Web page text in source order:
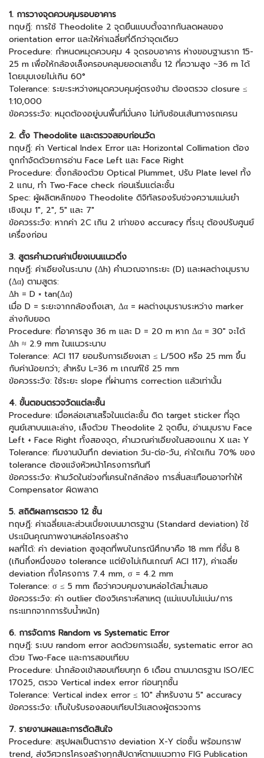
1. การวางจุดควบคุมรอบอาคาร
ทฤษฎี: การใช้ Theodolite 2 จุดยืนแบบตั้งฉากกันลดผลของ
orientation error และให้ค่าเฉลี่ยที่ดีกว่าจุดเดียว
Procedure: กำหนดหมุดควบคุม 4 จุดรอบอาคาร ห่างขอบฐานราก 15-
25 m เพื่อให้กล้องเล็งครอบคลุมยอดเสาชั้น 12 ที่ความสูง ~36 m ได้
โดยมุมเงยไม่เกิน 60°
Tolerance: ระยะระหว่างหมุดควบคุมคู่ตรงข้าม ต้องตรวจ closure ≤
1:10,000
ข้อควรระวัง: หมุดต้องอยู่บนพื้นที่มั่นคง ไม่ทับซ้อนเส้นทางรถเครน
2. ตั้ง Theodolite และตรวจสอบก่อนวัด
ทฤษฎี: ค่า Vertical Index Error และ Horizontal Collimation ต้อง
ถูกกำจัดด้วยการอ่าน Face Left และ Face Right
Procedure: ตั้งกล้องด้วย Optical Plummet, ปรับ Plate level ทั้ง
2 แกน, ทำ Two-Face check ก่อนเริ่มแต่ละชั้น
Spec: ผู้ผลิตหลักของ Theodolite ดิจิทัลรองรับช่วงความแม่นยำ
เชิงมุม 1″, 2″, 5″ และ 7″
ข้อควรระวัง: หากค่า 2C เกิน 2 เท่าของ accuracy ที่ระบุ ต้องปรับศูนย์
เครื่องก่อน
3. สูตรคำนวณค่าเบี่ยงเบนแนวดิ่ง
ทฤษฎี: ค่าเอียงในระนาบ (Δh) คำนวณจากระยะ (D) และผลต่างมุมราบ
(Δα) ตามสูตร:
Δh = D × tan(Δα)
เมื่อ D = ระยะจากกล้องถึงเสา, Δα = ผลต่างมุมราบระหว่าง marker
ล่างกับยอด
Procedure: ที่อาคารสูง 36 m และ D = 20 m หาก Δα = 30″ จะได้
Δh ≈ 2.9 mm ในแนวระนาบ
Tolerance: ACI 117 ยอมรับการเอียงเสา ≤ L/500 หรือ 25 mm ขึ้น
กับค่าน้อยกว่า; สำหรับ L=36 m เกณฑ์ใช้ 25 mm
ข้อควรระวัง: ใช้ระยะ slope ที่ผ่านการ correction แล้วเท่านั้น
4. ขั้นตอนตรวจวัดแต่ละชั้น
Procedure: เมื่อหล่อเสาเสร็จในแต่ละชั้น ติด target sticker ที่จุด
ศูนย์เสาบนและล่าง, เล็งด้วย Theodolite 2 จุดยืน, อ่านมุมราบ Face
Left + Face Right ทั้งสองจุด, คำนวณค่าเอียงในสองแกน X และ Y
Tolerance: ทีมงานบันทึก deviation วัน-ต่อ-วัน, ค่าใดเกิน 70% ของ
tolerance ต้องแจ้งหัวหน้าโครงการทันที
ข้อควรระวัง: ห้ามวัดในช่วงที่เครนใกล้กล้อง การสั่นสะเทือนอาจทำให้
Compensator ผิดพลาด
5. สถิติผลการตรวจ 12 ชั้น
ทฤษฎี: ค่าเฉลี่ยและส่วนเบี่ยงเบนมาตรฐาน (Standard deviation) ใช้
ประเมินคุณภาพงานหล่อโครงสร้าง
ผลที่ได้: ค่า deviation สูงสุดที่พบในกรณีศึกษาคือ 18 mm ที่ชั้น 8
(เกินกึ่งหนึ่งของ tolerance แต่ยังไม่เกินเกณฑ์ ACI 117), ค่าเฉลี่ย
deviation ทั้งโครงการ 7.4 mm, σ = 4.2 mm
Tolerance: σ ≤ 5 mm ถือว่าควบคุมงานหล่อได้สม่ำเสมอ
ข้อควรระวัง: ค่า outlier ต้องวิเคราะห์สาเหตุ (แม่แบบไม่แน่น/การ
กระแทกจากการรับน้ำหนัก)
6. การจัดการ Random vs Systematic Error
ทฤษฎี: ระบบ random error ลดด้วยการเฉลี่ย, systematic error ลด
ด้วย Two-Face และการสอบเทียบ
Procedure: นำกล้องเข้าสอบเทียบทุก 6 เดือน ตามมาตรฐาน ISO/IEC
17025, ตรวจ Vertical index error ก่อนทุกชั้น
Tolerance: Vertical index error ≤ 10″ สำหรับงาน 5″ accuracy
ข้อควรระวัง: เก็บใบรับรองสอบเทียบไว้แสดงผู้ตรวจการ
7. รายงานผลและการตัดสินใจ
Procedure: สรุปผลเป็นตาราง deviation X-Y ต่อชั้น พร้อมกราฟ
trend, ส่งวิศวกรโครงสร้างทุกสัปดาห์ตามแนวทาง FIG Publication